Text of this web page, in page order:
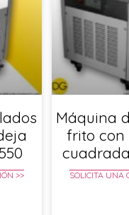
>>
Máquina
frito
SOLICITA UNA